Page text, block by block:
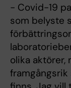
- Covid-19
som belyste
olika aktörer,